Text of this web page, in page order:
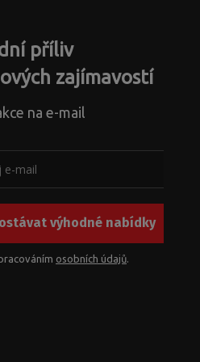
příliv
zajímavostí
na e-mail
výhodné nabídky
osobních údajů